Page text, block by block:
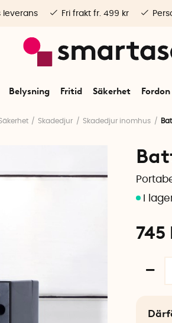
Belysning Fritid Säkerhet Fordon
leverans Fri frakt fr. 499 kr
Skadedjur Skadedjur inomhus
745